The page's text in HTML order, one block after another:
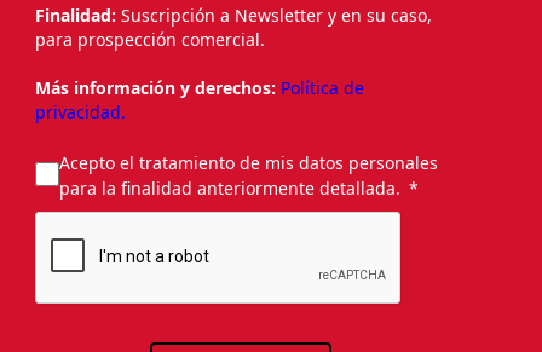
Finalidad: Suscripción a Newsletter y en su caso,
para prospección comercial.
Más información y derechos: Política de
privacidad.
Acepto el tratamiento de mis datos personales
para la finalidad anteriormente detallada.